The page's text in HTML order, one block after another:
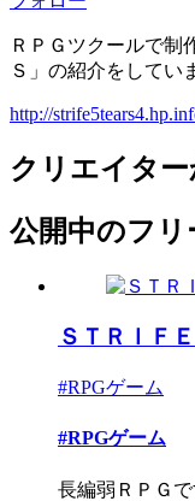
ＲＰＧツクールで
Ｓ」の紹介をしてい
http://
クリエイタ
公開中のフ
ＳＴＲＩＦ
#RPGゲーム
#RPGゲーム
長編弱ＲＰＧで